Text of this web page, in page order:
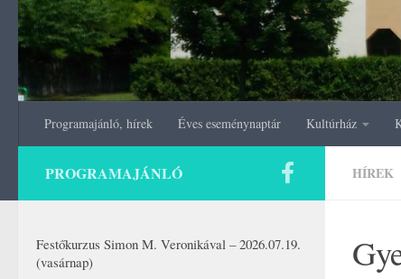
Programajánló, hírek Éves eseménynaptár Kultúrház
HÍREK
PROGRAMAJÁNLÓ
Festőkurzus Simon M. Veronikával – 2026.07.19.
(vasárnap)